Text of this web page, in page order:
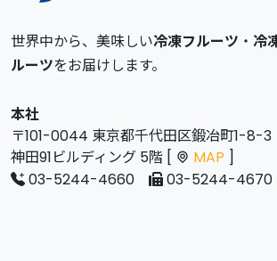
世界中から、美味しい冷凍フルーツ ・ 冷
ルーツをお届けします。
本社
〒101-0044 東京都千代田区鍛冶町1-8-3
神田91ビルディング 5階 [
MAP ]
03-5244-4660
03-5244-4670